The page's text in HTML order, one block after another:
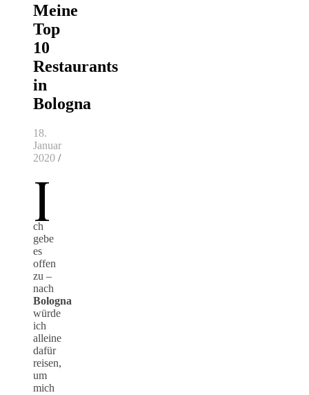
Meine
Top
10
Restaurants
in
Bologna
18.
Januar
2020 /
I
ch
gebe
es
offen
zu –
nach
Bologna
würde
ich
alleine
dafür
reisen,
um
mich